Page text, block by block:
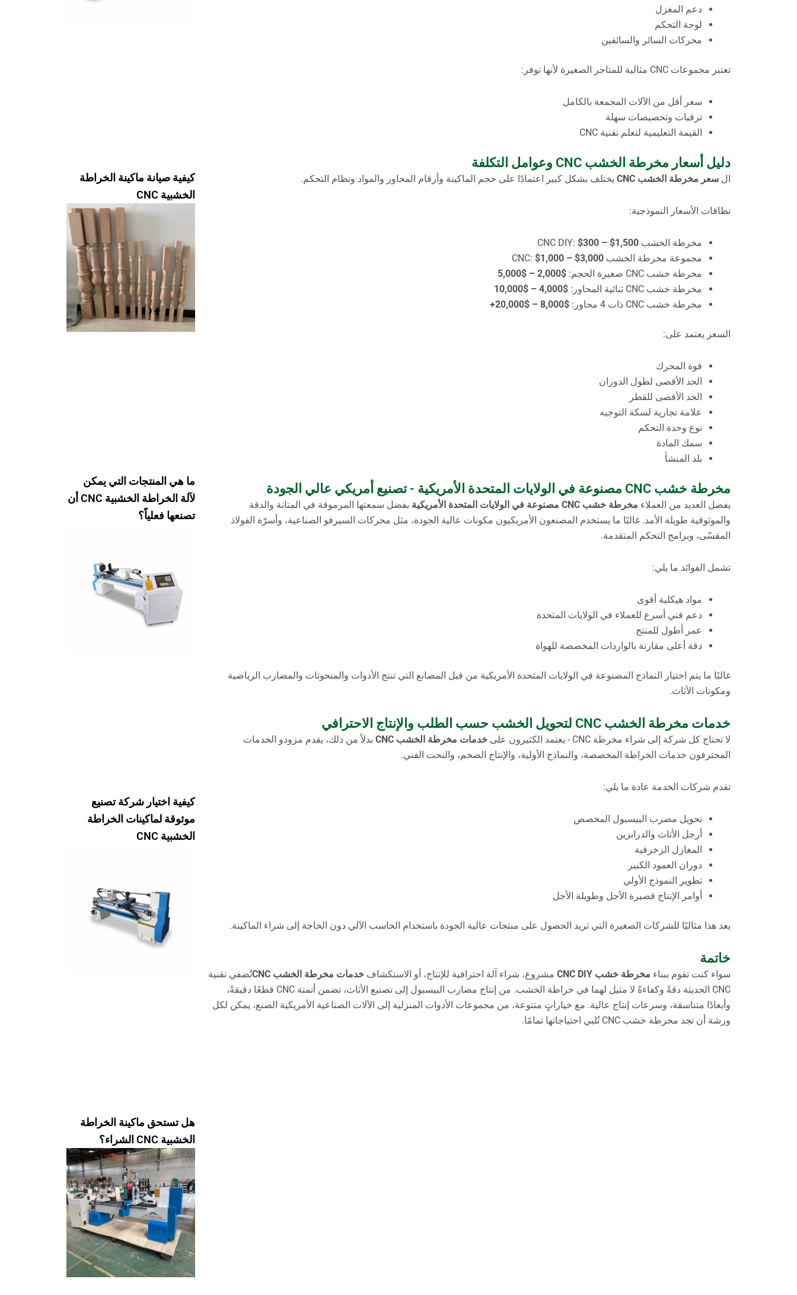
دعم المغزل
لوحة التحكم
محركات السائر والسائقين
تعتبر مجموعات CNC مثالية للمتاجر الصغيرة لأنها توفر:
سعر أقل من الآلات المجمعة بالكامل
ترقيات وتخصيصات سهلة
القيمة التعليمية لتعلم تقنية CNC
دليل أسعار مخرطة الخشب CNC وعوامل التكلفة
ال سعر مخرطة الخشب CNC يختلف بشكل كبير اعتمادًا على حجم الماكينة وأرقام المحاور والمواد ونظام التحكم.
نطاقات الأسعار النموذجية:
مخرطة الخشب CNC DIY: $300 – $1,500
مجموعة مخرطة الخشب CNC: $1,000 – $3,000
مخرطة خشب CNC صغيرة الحجم:
$2,000 – $5,000
مخرطة خشب CNC ثنائية المحاور:
$4,000 – $10,000
مخرطة خشب CNC ذات 4 محاور:
$8,000 – $20,000+
السعر يعتمد على:
قوة المحرك
الحد الأقصى لطول الدوران
الحد الأقصى للقطر
علامة تجارية لسكة التوجيه
نوع وحدة التحكم
سمك المادة
بلد المنشأ
مخرطة خشب CNC مصنوعة في الولايات المتحدة الأمريكية - تصنيع أمريكي عالي الجودة
يفضل العديد من العملاء مخرطة خشب CNC مصنوعة في الولايات المتحدة الأمريكية
بفضل سمعتها المرموقة في المتانة والدقة
والموثوقية طويلة الأمد. غالبًا ما يستخدم المصنعون الأمريكيون مكونات عالية الجودة، مثل محركات السيرفو الصناعية، وأسرّة الفولاذ
المقسّى، وبرامج التحكم المتقدمة.
تشمل الفوائد ما يلي:
مواد هيكلية أقوى
دعم فني أسرع للعملاء في الولايات المتحدة
عمر أطول للمنتج
دقة أعلى مقارنة بالواردات المخصصة للهواة
غالبًا ما يتم اختيار النماذج المصنوعة في الولايات المتحدة الأمريكية من قبل المصانع التي تنتج الأدوات والمنحوتات والمضارب الرياضية
ومكونات الأثاث.
خدمات مخرطة الخشب CNC لتحويل الخشب حسب الطلب والإنتاج الاحترافي
لا تحتاج كل شركة إلى شراء مخرطة CNC - يعتمد الكثيرون على خدمات مخرطة الخشب CNC
بدلاً من ذلك، يقدم مزودو الخدمات
المحترفون خدمات الخراطة المخصصة، والنماذج الأولية، والإنتاج الضخم، والنحت الفني.
تقدم شركات الخدمة عادة ما يلي:
تحويل مضرب البيسبول المخصص
أرجل الأثاث والدرابزين
المغازل الزخرفية
دوران العمود الكبير
تطوير النموذج الأولي
أوامر الإنتاج قصيرة الأجل وطويلة الأجل
يعد هذا مثاليًا للشركات الصغيرة التي تريد الحصول على منتجات عالية الجودة باستخدام الحاسب الآلي دون الحاجة إلى شراء الماكينة.
خاتمة
سواء كنت تقوم ببناء مخرطة خشب CNC DIY مشروع، شراء آلة احترافية للإنتاج، أو الاستكشاف خدمات مخرطة الخشب CNC
تُضفي تقنية
CNC الحديثة دقةً وكفاءةً لا مثيل لهما في خراطة الخشب. من إنتاج مضارب البيسبول إلى تصنيع الأثاث، تضمن أتمتة CNC قطعًا دقيقةً،
وأبعادًا متناسقة، وسرعات إنتاج عالية. مع خياراتٍ متنوعة، من مجموعات الأدوات المنزلية إلى الآلات الصناعية الأمريكية الصنع، يمكن لكل
ورشة أن تجد مخرطة خشب CNC تُلبي احتياجاتها تمامًا.
كيفية صيانة ماكينة الخراطة
الخشبية CNC
ما هي المنتجات التي يمكن
لآلة الخراطة الخشبية CNC أن
تصنعها فعلياً؟
كيفية اختيار شركة تصنيع
موثوقة لماكينات الخراطة
الخشبية CNC
هل تستحق ماكينة الخراطة
الخشبية CNC الشراء؟